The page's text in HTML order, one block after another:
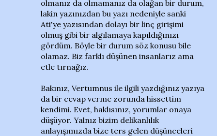
olmanız da olmamanız da olağan bir durum,
lakin yazınızdan bu yazı nedeniyle sanki
Ati'ye yazısından dolayı bir linç girişimi
olmuş gibi bir algılamaya kapıldığınızı
gördüm. Böyle bir durum söz konusu bile
olamaz. Biz farklı düşünen insanlarız ama
etle tırnağız.
Bakınız, Vertumnus ile ilgili yazdığınız yazıya
da bir cevap verme zorunda hissettim
kendimi. Evet, haklısınız, yorumlar onaya
düşüyor. Yalnız bizim delikanlılık
anlayışımızda bize ters gelen düşünceleri